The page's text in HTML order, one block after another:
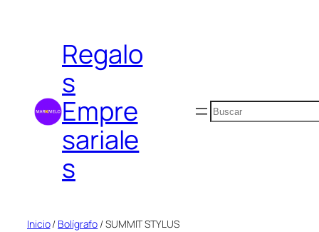
contenidoRegalo
s
Empre
sariale
s
Buscar
Inicio/ Bolígrafo / SUMMIT STYLUS